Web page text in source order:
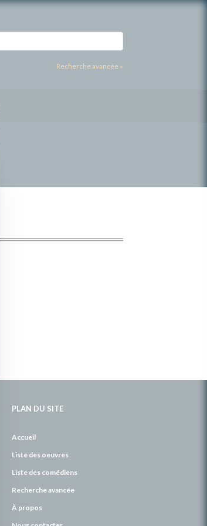
Recherche avancée »
PLAN DU SITE
Accueil
Liste des oeuvres
Liste des comédiens
Recherche avancée
À propos